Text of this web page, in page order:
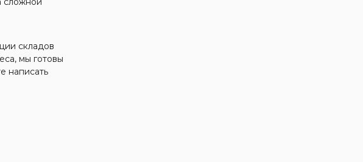
складов
мы готовы
написать